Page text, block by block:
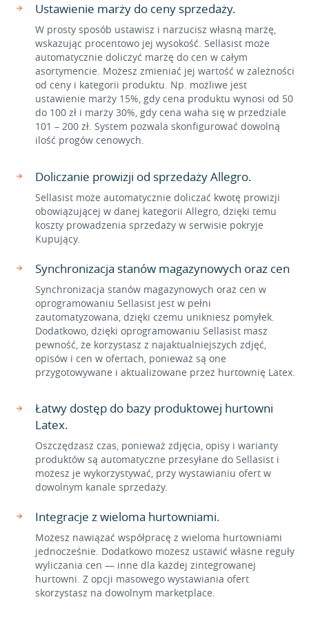
Ustawienie marży do ceny sprzedaży.
W prosty sposób ustawisz i narzucisz własną marżę,
wskazując procentowo jej wysokość. Sellasist może
automatycznie doliczyć marżę do cen w całym
asortymencie. Możesz zmieniać jej wartość w zależności
od ceny i kategorii produktu. Np. możliwe jest
ustawienie marży 15%, gdy cena produktu wynosi od 50
do 100 zł i marży 30%, gdy cena waha się w przedziale
101 – 200 zł. System pozwala skonfigurować dowolną
ilość progów cenowych.
Doliczanie prowizji od sprzedaży Allegro.
Sellasist może automatycznie doliczać kwotę prowizji
obowiązującej w danej kategorii Allegro, dzięki temu
koszty prowadzenia sprzedaży w serwisie pokryje
Kupujący.
Synchronizacja stanów magazynowych oraz cen
Synchronizacja stanów magazynowych oraz cen w
oprogramowaniu Sellasist jest w pełni
zautomatyzowana, dzięki czemu unikniesz pomyłek.
Dodatkowo, dzięki oprogramowaniu Sellasist masz
pewność, że korzystasz z najaktualniejszych zdjęć,
opisów i cen w ofertach, ponieważ są one
przygotowywane i aktualizowane przez hurtownię Latex.
Łatwy dostęp do bazy produktowej hurtowni
Latex.
Oszczędzasz czas, ponieważ zdjęcia, opisy i warianty
produktów są automatyczne przesyłane do Sellasist i
możesz je wykorzystywać, przy wystawianiu ofert w
dowolnym kanale sprzedaży.
Integracje z wieloma hurtowniami.
Możesz nawiązać współpracę z wieloma hurtowniami
jednocześnie. Dodatkowo możesz ustawić własne reguły
wyliczania cen — inne dla każdej zintegrowanej
hurtowni. Z opcji masowego wystawiania ofert
skorzystasz na dowolnym marketplace.